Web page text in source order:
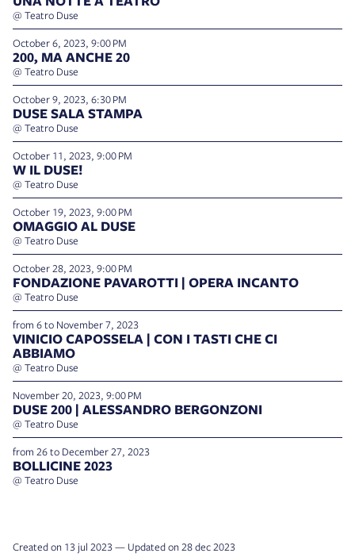
@ Teatro Duse
October 6, 2023, 9:00 PM
200, MA ANCHE 20
@ Teatro Duse
October 9, 2023, 6:30 PM
DUSE SALA STAMPA
@ Teatro Duse
October 11, 2023, 9:00 PM
W IL DUSE!
@ Teatro Duse
October 19, 2023, 9:00 PM
OMAGGIO AL DUSE
@ Teatro Duse
October 28, 2023, 9:00 PM
FONDAZIONE PAVAROTTI | OPERA INCANTO
@ Teatro Duse
from 6 to November 7, 2023
VINICIO CAPOSSELA | CON I TASTI CHE CI
ABBIAMO
@ Teatro Duse
November 20, 2023, 9:00 PM
DUSE 200 | ALESSANDRO BERGONZONI
@ Teatro Duse
from 26 to December 27, 2023
BOLLICINE 2023
@ Teatro Duse
Created on 13 jul 2023 — Updated on 28 dec 2023